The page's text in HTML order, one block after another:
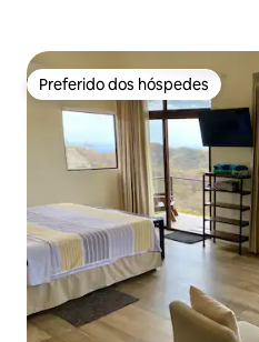
Preferido dos hóspedes
Preferido dos hóspedes